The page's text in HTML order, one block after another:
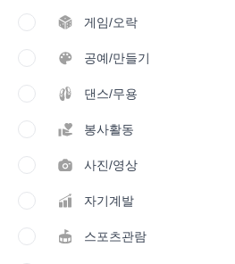
게임/오락
공예/만들기
댄스/무용
봉사활동
사진/영상
자기계발
스포츠관람